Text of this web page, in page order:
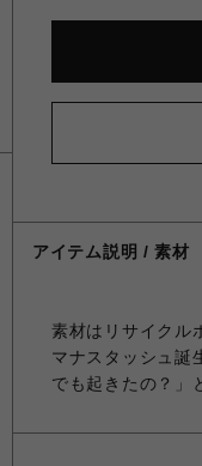
アイテム説明 / 素材
素材はリサイクル
マナスタッシュ誕
でも起きたの？」